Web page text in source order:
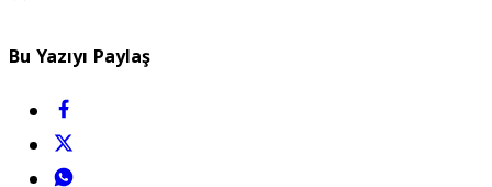
Bu Yazıyı Paylaş